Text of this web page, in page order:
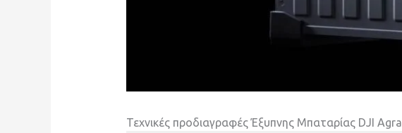
Τεχνικές προδιαγραφές Έξυπνης Μπαταρίας DJI